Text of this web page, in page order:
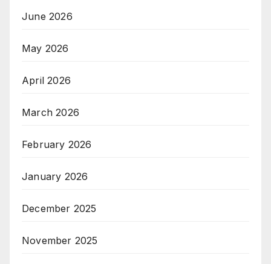
June 2026
May 2026
April 2026
March 2026
February 2026
January 2026
December 2025
November 2025